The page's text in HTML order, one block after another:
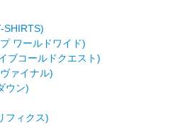
SHIRTS)
ワールドワイド)
ブコールドクエスト)
ァイナル)
ウン)
フィクス)